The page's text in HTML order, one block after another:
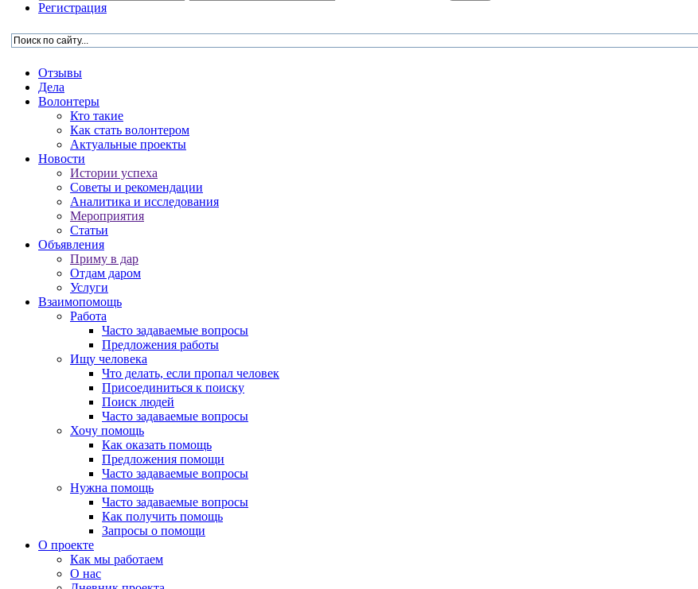
Регистрация
Отзывы
Дела
Волонтеры
Кто такие
Как стать волонтером
Актуальные проекты
Новости
Истории успеха
Советы и рекомендации
Аналитика и исследования
Мероприятия
Статьи
Объявления
Приму в дар
Отдам даром
Услуги
Взаимопомощь
Работа
Часто задаваемые вопросы
Предложения работы
Ищу человека
Что делать, если пропал человек
Присоединиться к поиску
Поиск людей
Часто задаваемые вопросы
Хочу помощь
Как оказать помощь
Предложения помощи
Часто задаваемые вопросы
Нужна помощь
Часто задаваемые вопросы
Как получить помощь
Запросы о помощи
О проекте
Как мы работаем
О нас